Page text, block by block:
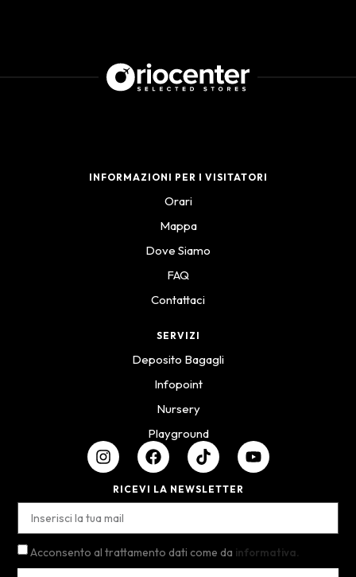
INFORMAZIONI PER I VISITATORI
Orari
Mappa
Dove Siamo
FAQ
Contattaci
SERVIZI
Deposito Bagagli
Infopoint
Nursery
Playground
RICEVI LA NEWSLETTER
Acconsento al trattamento dati come da informativa.